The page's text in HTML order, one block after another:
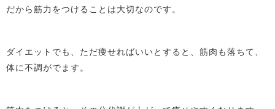
だから筋力をつけることは大切なのです。
ダイエットでも、ただ痩せればいいとすると、筋肉も落ちて、
体に不調がでます。